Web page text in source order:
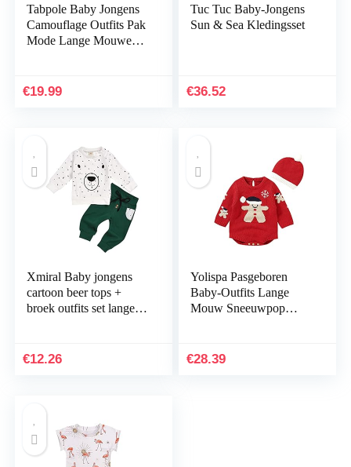
Tabpole Baby Jongens
Camouflage Outfits Pak
Mode Lange Mouwen
€19.99
Tuc Tuc Baby-Jongens
Sun & Sea Kledingsset
€36.52
Xmiral Baby jongens
cartoon beer tops +
broek outfits set lange
€12.26
Yolispa Pasgeboren
Baby-Outfits Lange
Mouw Sneeuwpop
€28.39